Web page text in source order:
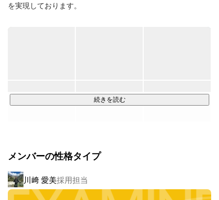
を実現しております。
▶あなたの「いいね」を世界のGoodに
ることができます。またセカイコネクトには様々な機能があ
・日本のプロダクトに興味のある世界30ヶ国、2,500社超の
海外企業にアプローチできる
・営業の効率化でたった1日5分で海外営業を実現
・海外営業未経験の日本企業でもサポートを受けながら、海
続きを読む
メンバーの性格タイプ
川﨑 愛美採用担当